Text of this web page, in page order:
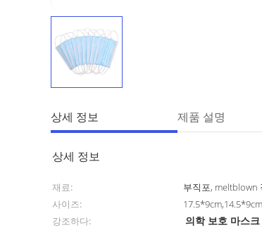
상세 정보 제품 설명
상세 정보
재료: 부직포, meltblown
사이즈:
17.5*9cm,14.5*9cm
강조하다:
의학 보호 마스